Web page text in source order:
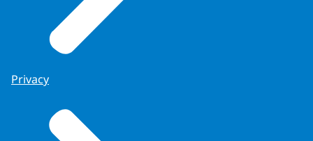
Privacy